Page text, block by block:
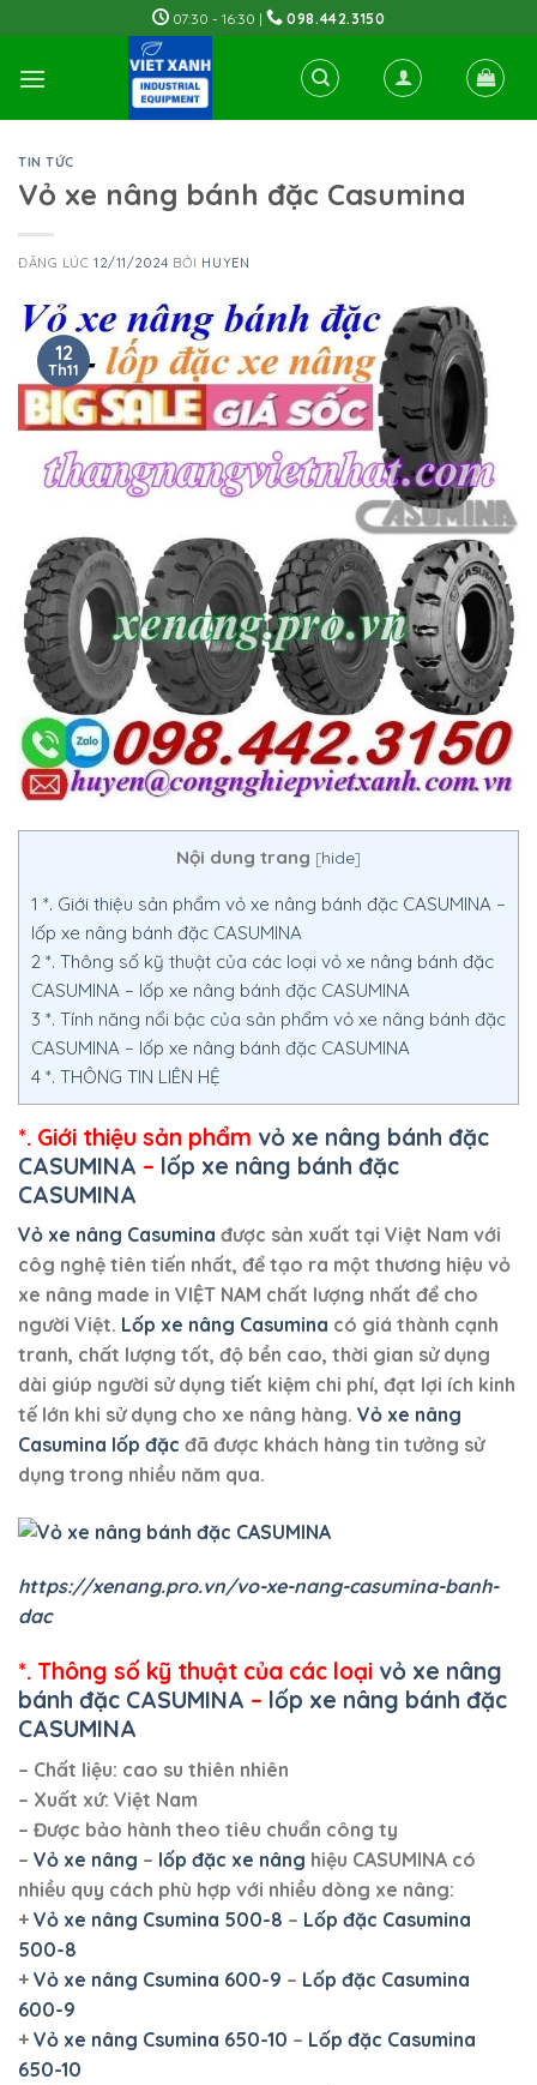
to
content
07:30 - 16:30 | 098.442.3150
TIN TỨC
Vỏ xe nâng bánh đặc Casumina
ĐĂNG LÚC12/11/2024 BỞI HUYEN
12
Th11
Nội dung trang [hide]
1 *. Giới thiệu sản phẩm vỏ xe nâng bánh đặc CASUMINA –
lốp xe nâng bánh đặc CASUMINA
2 *. Thông số kỹ thuật của các loại vỏ xe nâng bánh đặc
CASUMINA – lốp xe nâng bánh đặc CASUMINA
3 *. Tính năng nổi bậc của sản phẩm vỏ xe nâng bánh đặc
CASUMINA – lốp xe nâng bánh đặc CASUMINA
4 *. THÔNG TIN LIÊN HỆ
*. Giới thiệu sản phẩm vỏ xe nâng bánh đặc
CASUMINA – lốp xe nâng bánh đặc
CASUMINA
Vỏ xe nâng Casumina được sản xuất tại Việt Nam với
côg nghệ tiên tiến nhất, để tạo ra một thương hiệu vỏ
xe nâng made in VIỆT NAM chất lượng nhất để cho
người Việt. Lốp xe nâng Casumina có giá thành cạnh
tranh, chất lượng tốt, độ bền cao, thời gian sử dụng
dài giúp người sử dụng tiết kiệm chi phí, đạt lợi ích kinh
tế lớn khi sử dụng cho xe nâng hàng. Vỏ xe nâng
Casumina lốp đặc đã được khách hàng tin tưởng sử
dụng trong nhiều năm qua.
https://xenang.pro.vn/vo-xe-nang-casumina-banh-
dac
*. Thông số kỹ thuật của các loại vỏ xe nâng
bánh đặc CASUMINA – lốp xe nâng bánh đặc
CASUMINA
– Chất liệu: cao su thiên nhiên
– Xuất xứ: Việt Nam
– Được bảo hành theo tiêu chuẩn công ty
– Vỏ xe nâng – lốp đặc xe nâng hiệu CASUMINA có
nhiều quy cách phù hợp với nhiều dòng xe nâng:
+ Vỏ xe nâng Csumina 500-8 – Lốp đặc Casumina
500-8
+ Vỏ xe nâng Csumina 600-9 – Lốp đặc Casumina
600-9
+ Vỏ xe nâng Csumina 650-10 – Lốp đặc Casumina
650-10